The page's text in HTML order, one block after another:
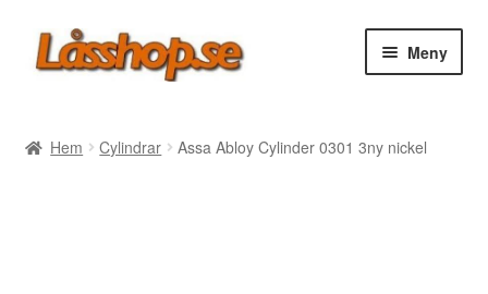
Hoppa
till
Hoppa
till
Meny
Hem Cylindrar Assa Abloy Cylinder 0301 3ny nickel